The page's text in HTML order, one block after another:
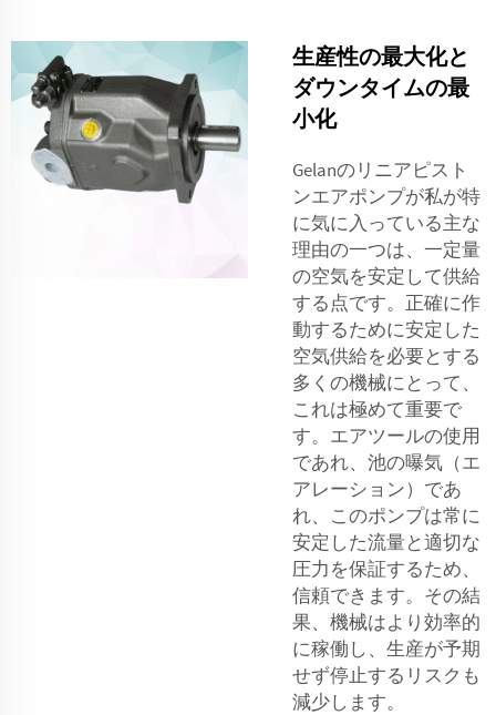
生産性の最大化と
ダウンタイムの最
小化
Gelanのリニアピスト
ンエアポンプが私が特
に気に入っている主な
理由の一つは、一定量
の空気を安定して供給
する点です。正確に作
動するために安定した
空気供給を必要とする
多くの機械にとって、
これは極めて重要で
す。エアツールの使用
であれ、池の曝気（エ
アレーション）であ
れ、このポンプは常に
安定した流量と適切な
圧力を保証するため、
信頼できます。その結
果、機械はより効率的
に稼働し、生産が予期
せず停止するリスクも
減少します。